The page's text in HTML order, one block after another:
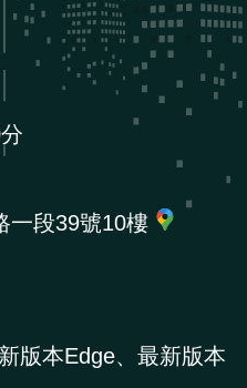
一段39號10樓
版本Edge、最新版本